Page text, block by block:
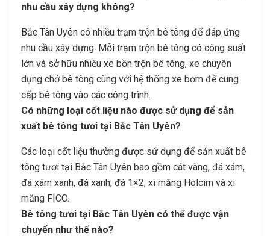
nhu cầu xây dựng không?
Bắc Tân Uyên có nhiều trạm trộn bê tông để đáp ứng
nhu cầu xây dựng. Mỗi trạm trộn bê tông có công suất
lớn và sở hữu nhiều xe bồn trộn bê tông, xe chuyên
dụng chở bê tông cùng với hệ thống xe bơm để cung
cấp bê tông vào các công trình.
Có những loại cốt liệu nào được sử dụng để sản
xuất bê tông tươi tại Bắc Tân Uyên?
Các loại cốt liệu thường được sử dụng để sản xuất bê
tông tươi tại Bắc Tân Uyên bao gồm cát vàng, đá xám,
đá xám xanh, đá xanh, đá 1×2, xi măng Holcim và xi
măng FICO.
Bê tông tươi tại Bắc Tân Uyên có thể được vận
chuyển như thế nào?